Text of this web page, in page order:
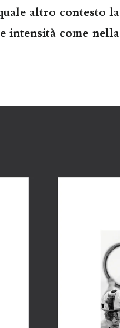
altro contesto la
intensità come nella